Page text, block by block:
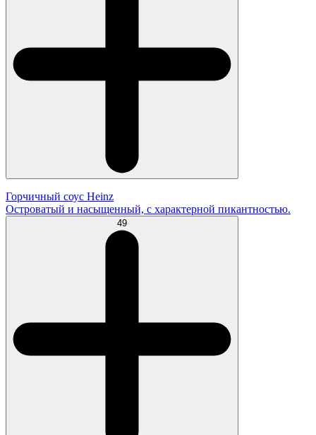
Горчичный соус Heinz
Островатый и насыщенный, с характерной пикантностью.
49